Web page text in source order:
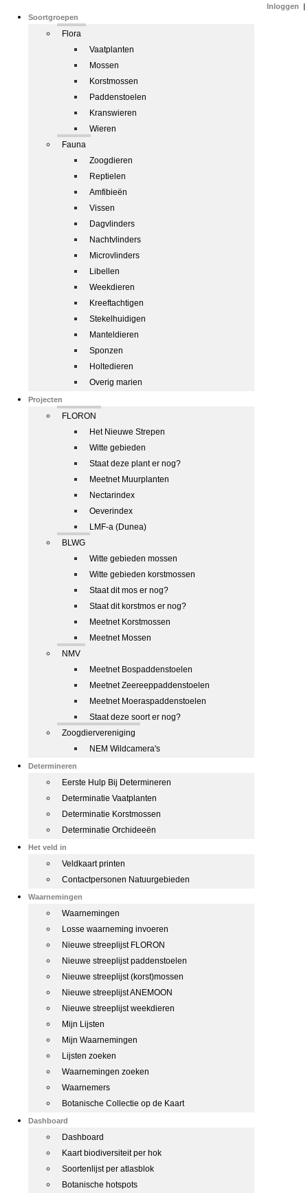
Soortgroepen
Flora
Vaatplanten
Mossen
Korstmossen
Paddenstoelen
Kranswieren
Wieren
Fauna
Zoogdieren
Reptielen
Amfibieën
Vissen
Dagvlinders
Nachtvlinders
Microvlinders
Libellen
Weekdieren
Kreeftachtigen
Stekelhuidigen
Manteldieren
Sponzen
Holtedieren
Overig marien
Projecten
FLORON
Het Nieuwe Strepen
Witte gebieden
Staat deze plant er nog?
Meetnet Muurplanten
Nectarindex
Oeverindex
LMF-a (Dunea)
BLWG
Witte gebieden mossen
Witte gebieden korstmossen
Staat dit mos er nog?
Staat dit korstmos er nog?
Meetnet Korstmossen
Meetnet Mossen
NMV
Meetnet Bospaddenstoelen
Meetnet Zeereeppaddenstoelen
Meetnet Moeraspaddenstoelen
Staat deze soort er nog?
Zoogdiervereniging
NEM Wildcamera's
Determineren
Eerste Hulp Bij Determineren
Determinatie Vaatplanten
Determinatie Korstmossen
Determinatie Orchideeën
Het veld in
Veldkaart printen
Contactpersonen Natuurgebieden
Waarnemingen
Waarnemingen
Losse waarneming invoeren
Nieuwe streeplijst FLORON
Nieuwe streeplijst paddenstoelen
Nieuwe streeplijst (korst)mossen
Nieuwe streeplijst ANEMOON
Nieuwe streeplijst weekdieren
Mijn Lijsten
Mijn Waarnemingen
Lijsten zoeken
Waarnemingen zoeken
Waarnemers
Botanische Collectie op de Kaart
Dashboard
Dashboard
Kaart biodiversiteit per hok
Soortenlijst per atlasblok
Botanische hotspots
Inloggen |